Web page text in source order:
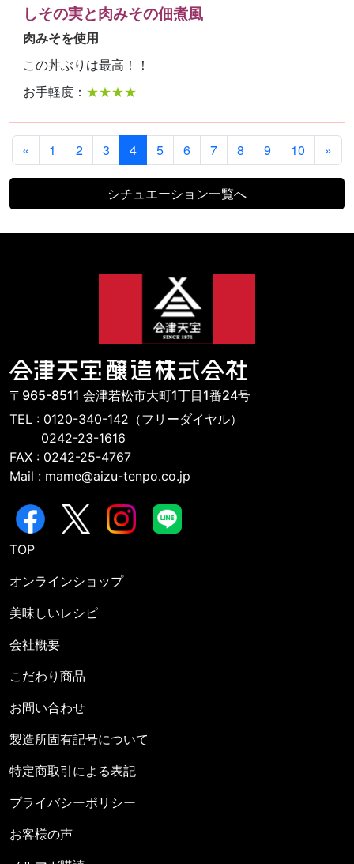
しその実と肉みその佃煮風
肉みそを使用
この丼ぶりは最高！！
お手軽度： ★★★★
« 1 2 3 4 5 6 7 8 9 10 »
シチュエーション一覧へ
〒965-8511 会津若松市大町1丁目1番24号
TEL : 0120-340-142（フリーダイヤル）
0242-23-1616
FAX : 0242-25-4767
Mail : mame@aizu-tenpo.co.jp
TOP
オンラインショップ
美味しいレシピ
会社概要
こだわり商品
お問い合わせ
製造所固有記号について
特定商取引による表記
プライバシーポリシー
お客様の声